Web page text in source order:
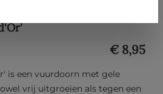
€ 8,95
is een vuurdoorn met gele
vrij uitgroeien als tegen een